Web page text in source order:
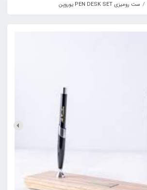
ست رومیزی PEN DESK SET یوروپن